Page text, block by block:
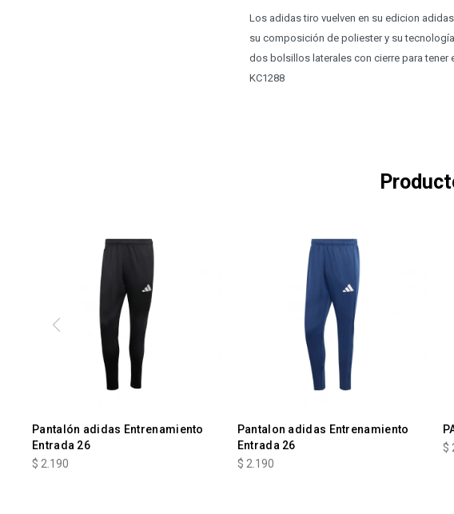
Los adidas tiro vuelven en su edicion
su composición de poliester y su
dos bolsillos laterales con cierre para tener
KC1288
Pantalón adidas Entrenamiento
Entrada 26
$ 2.190
Pantalon adidas Entrenamiento
Entrada 26
$ 2.190
$